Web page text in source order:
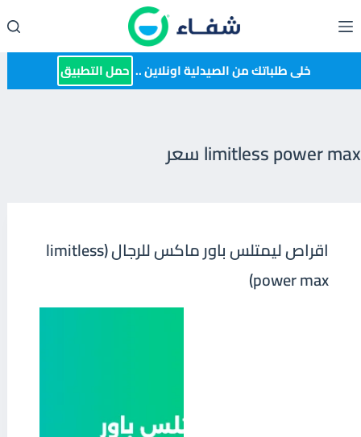
إلى
المحتوى خلى طلباتك من الصيدلية اونلاين .. حمل التطبيق
limitless power max سعر
اقراص ليمتلس باور ماكس للرجال (limitless
power max)